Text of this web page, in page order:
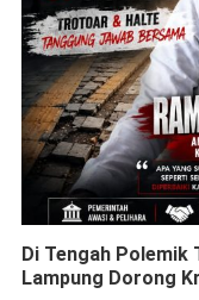
Di Tengah Polemik
Lampung Dorong